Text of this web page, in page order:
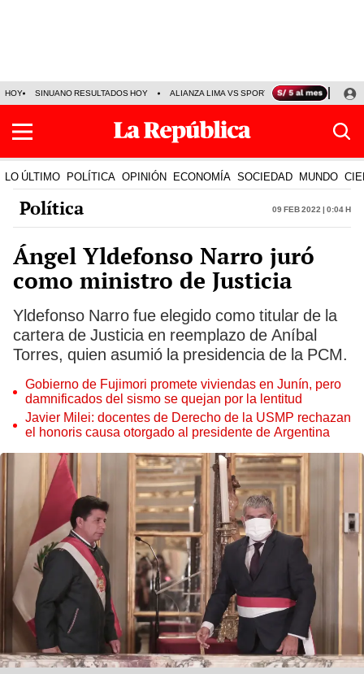
HOY SINUANO RESULTADOS HOY ALIANZA LIMA VS SPORT BOYS JORGE
LO ÚLTIMO POLÍTICA OPINIÓN ECONOMÍA SOCIEDAD MUNDO
Política 09 Feb 2022 | 0:04 h
Ángel Yldefonso Narro juró
como ministro de Justicia
Yldefonso Narro fue elegido como titular de la
cartera de Justicia en reemplazo de Aníbal
Torres, quien asumió la presidencia de la PCM.
Gobierno de Fujimori promete viviendas en Junín, pero
damnificados del sismo se quejan por la lentitud
Javier Milei: docentes de Derecho de la USMP rechazan
el honoris causa otorgado al presidente de Argentina